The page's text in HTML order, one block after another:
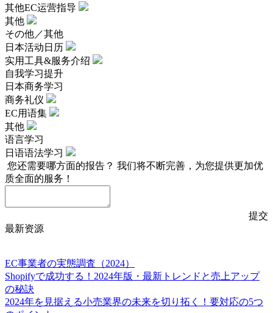
其他EC运营指导
其他
その他／其他
日本活动日历
实用工具&服务介绍
自我学习提升
日本商务学习
商务礼仪
EC用语集
其他
语言学习
日语语法学习
您还需要哪方面的报告？ 我们将不断完善，为您提供更加优
质全面的服务！
提交
最新资源
EC事業者の実態調査（2024）
Shopifyで成功する！2024年版・最新トレンドと売上アップ
の秘訣
2024年を見据える小売業界の未来を切り拓く！要対応の5つ